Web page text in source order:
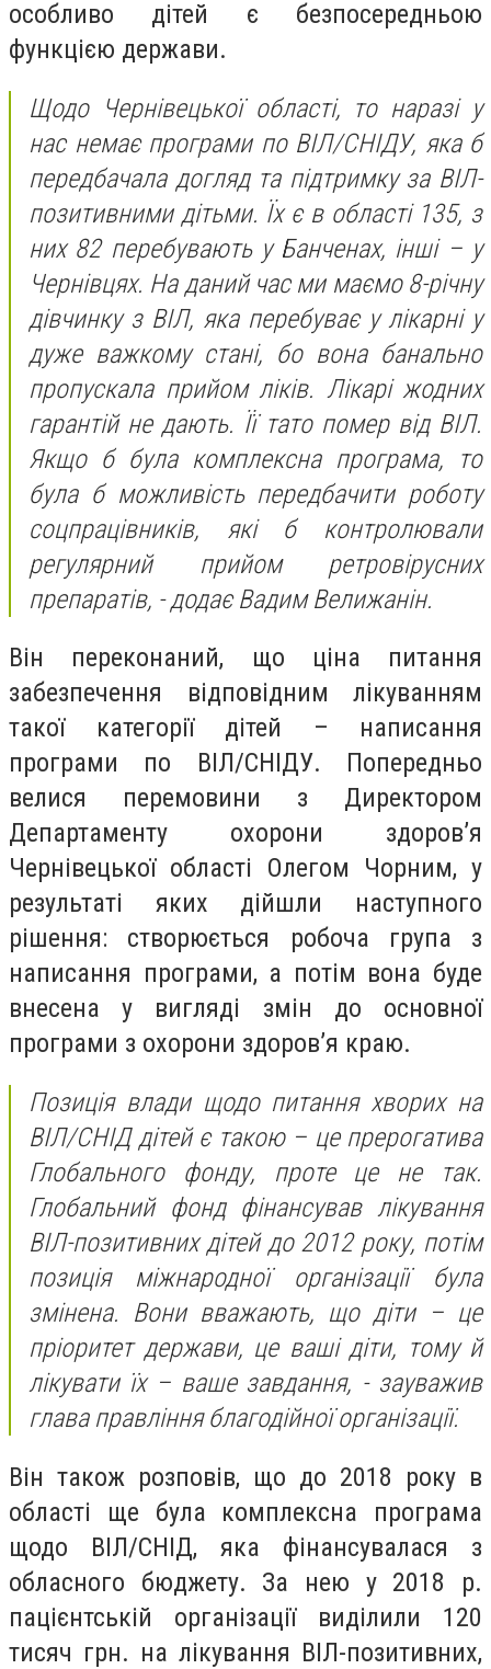
особливо дітей є безпосередньою
функцією держави.
Щодо Чернівецької області, то наразі у
нас немає програми по ВІЛ/СНІДУ, яка б
передбачала догляд та підтримку за ВІЛ-
позитивними дітьми. Їх є в області 135, з
них 82 перебувають у Банченах, інші – у
Чернівцях. На даний час ми маємо 8-річну
дівчинку з ВІЛ, яка перебуває у лікарні у
дуже важкому стані, бо вона банально
пропускала прийом ліків. Лікарі жодних
гарантій не дають. Її тато помер від ВІЛ.
Якщо б була комплексна програма, то
була б можливість передбачити роботу
соцпрацівників, які б контролювали
регулярний прийом ретровірусних
препаратів, - додає Вадим Велижанін.
Він переконаний, що ціна питання
забезпечення відповідним лікуванням
такої категорії дітей – написання
програми по ВІЛ/СНІДУ. Попередньо
велися перемовини з Директором
Департаменту охорони здоров’я
Чернівецької області Олегом Чорним, у
результаті яких дійшли наступного
рішення: створюється робоча група з
написання програми, а потім вона буде
внесена у вигляді змін до основної
програми з охорони здоров’я краю.
Позиція влади щодо питання хворих на
ВІЛ/СНІД дітей є такою – це прерогатива
Глобального фонду, проте це не так.
Глобальний фонд фінансував лікування
ВІЛ-позитивних дітей до 2012 року, потім
позиція міжнародної організації була
змінена. Вони вважають, що діти – це
пріоритет держави, це ваші діти, тому й
лікувати їх – ваше завдання, - зауважив
глава правління благодійної організації.
Він також розповів, що до 2018 року в
області ще була комплексна програма
щодо ВІЛ/СНІД, яка фінансувалася з
обласного бюджету. За нею у 2018 р.
пацієнтській організації виділили 120
тисяч грн. на лікування ВІЛ-позитивних,